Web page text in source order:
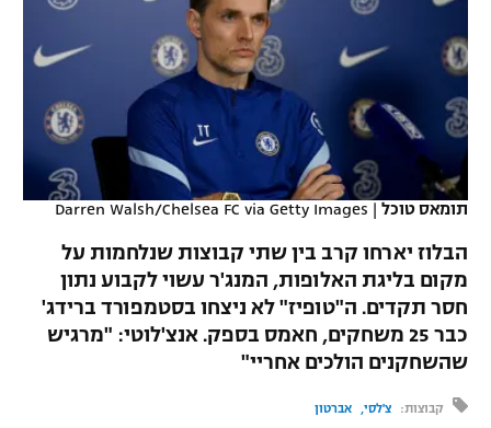
VOD
רץ ברשת
לוח שידורים
ברחבה
מכבי חיפה
בית"ר ירושלים
מכבי תל אביב
הפועל חיפה
הפועל באר שבע
מכבי נתניה
ליגה ספרדית
ליגה איטלקית
ליגה צרפתית
ליגה הולנדית
ליגה טורקית
ליגה סינית
ליגה ברזילאית
ליגות נוספות
כדורסל נשים
מכבי תל אביב
הפועל חולון
הפועל ירושלים
יורוליג
יורוקאפ
טניס
כדוריד
כדורעף
שחייה
ג'ודו
אגרוף
ספורט אולימפי
תומאס טוכל |
Darren Walsh/Chelsea FC via Getty Images
הבלוז יארחו קרב בין שתי קבוצות שנלחמות על
מקום בליגת האלופות, המנג'ר עשוי לקבוע נתון
חסר תקדים. ה"טופיז" לא ניצחו בסטמפורד ברידג'
כבר 25 משחקים, חאמס בספק. אנצ'לוטי: "מרגיש
שהשחקנים הולכים אחריי"
קבוצות: צ'לסי אברטון